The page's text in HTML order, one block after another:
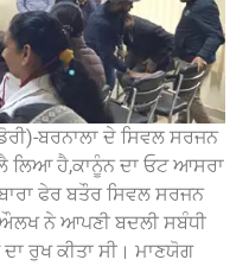
ਬਰਨਾਲਾ ਦੇ ਸਿਵਲ ਸਰਜਨ
ਲਿਆ ਹੈ,ਕਾਨੂੰਨ ਦਾ ਓਟ ਆਸਰਾ
ਫੇਰ ਬਤੌਰ ਸਿਵਲ ਸਰਜਨ
ਨੇ ਆਪਣੀ ਬਦਲੀ ਸਬੰਧੀ
ਰੁਖ ਕੀਤਾ ਸੀ। ਮਾਣਯੋਗ